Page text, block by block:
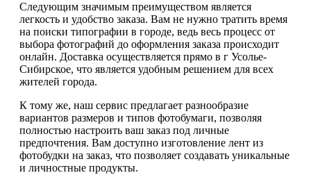
Следующим значимым преимуществом является
легкость и удобство заказа. Вам не нужно тратить время
на поиски типографии в городе, ведь весь процесс от
выбора фотографий до оформления заказа происходит
онлайн. Доставка осуществляется прямо в г Усолье-
Сибирское, что является удобным решением для всех
жителей города.
К тому же, наш сервис предлагает разнообразие
вариантов размеров и типов фотобумаги, позволяя
полностью настроить ваш заказ под личные
предпочтения. Вам доступно изготовление лент из
фотобудки на заказ, что позволяет создавать уникальные
и личностные продукты.